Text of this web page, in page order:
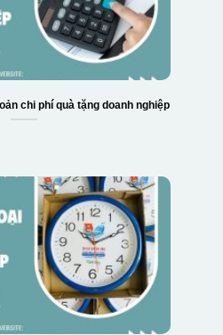
chi phí quà tặng doanh nghiệp